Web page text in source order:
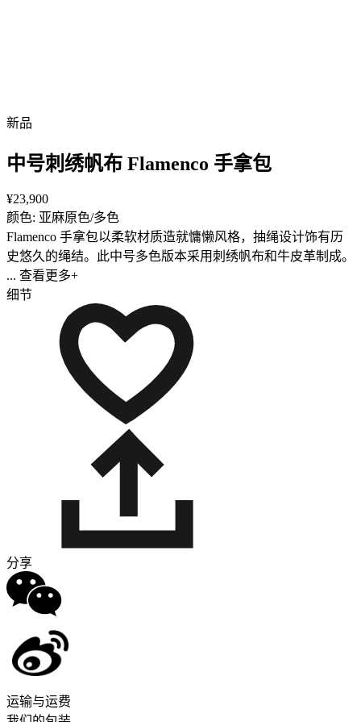
新品
中号刺绣帆布 Flamenco 手拿包
¥23,900
颜色: 亚麻原色/多色
Flamenco 手拿包以柔软材质造就慵懒风格，抽绳设计饰有历
史悠久的绳结。此中号多色版本采用刺绣帆布和牛皮革制成。
... 查看更多+
细节
分享
运输与运费